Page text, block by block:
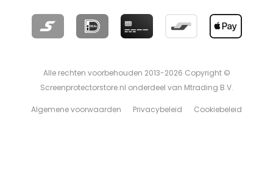
Alle rechten voorbehouden 2013-2026 Copyright ©
Screenprotectorstore.nl onderdeel van Mtrading B.V.
Algemene voorwaarden Privacybeleid Cookiebeleid